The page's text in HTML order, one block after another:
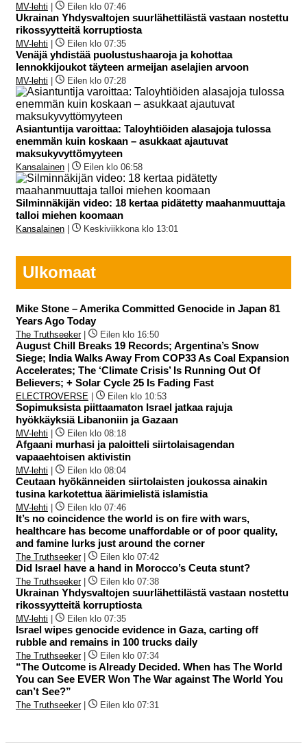
MV-lehti Eilen klo 07:46
Ukrainan Yhdysvaltojen suurlähettilästä vastaan nostettu
rikossyytteitä korruptiosta
MV-lehti Eilen klo 07:35
Venäjä yhdistää puolustushaaroja ja kohottaa
lennokkijoukot täyteen armeijan aselajien arvoon
MV-lehti Eilen klo 07:28
Asiantuntija varoittaa: Taloyhtiöiden alasajoja tulossa
enemmän kuin koskaan – asukkaat ajautuvat
maksukyvyttömyyteen
Kansalainen Eilen klo 06:58
Silminnäkijän video: 18 kertaa pidätetty maahanmuuttaja
talloi miehen koomaan
Kansalainen Keskiviikkona klo 13:01
Ulkomaat
Mike Stone – Amerika Committed Genocide in Japan 81
Years Ago Today
The Truthseeker| Eilen klo 16:50
August Chill Breaks 19 Records; Argentina’s Snow
Siege; India Walks Away From COP33 As Coal Expansion
Accelerates; The ‘Climate Crisis’ Is Running Out Of
Believers; + Solar Cycle 25 Is Fading Fast
ELECTROVERSE Eilen klo 10:53
Sopimuksista piittaamaton Israel jatkaa rajuja
hyökkäyksiä Libanoniin ja Gazaan
MV-lehti Eilen klo 08:18
Afgaani murhasi ja paloitteli siirtolaisagendan
vapaaehtoisen aktivistin
MV-lehti Eilen klo 08:04
Ceutaan hyökänneiden siirtolaisten joukossa ainakin
tusina karkotettua äärimielistä islamistia
MV-lehti Eilen klo 07:46
It’s no coincidence the world is on fire with wars,
healthcare has become unaffordable or of poor quality,
and famine lurks just around the corner
The Truthseeker| Eilen klo 07:42
Did Israel have a hand in Morocco’s Ceuta stunt?
The Truthseeker| Eilen klo 07:38
Ukrainan Yhdysvaltojen suurlähettilästä vastaan nostettu
rikossyytteitä korruptiosta
MV-lehti Eilen klo 07:35
Israel wipes genocide evidence in Gaza, carting off
rubble and remains in 100 trucks daily
The Truthseeker| Eilen klo 07:34
“The Outcome is Already Decided. When has The World
You can See EVER Won The War against The World You
can’t See?”
The Truthseeker| Eilen klo 07:31